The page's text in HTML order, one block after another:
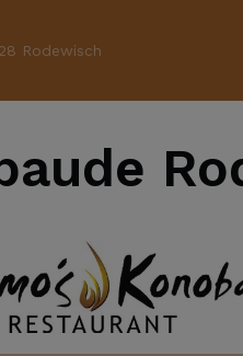
Rodewisch